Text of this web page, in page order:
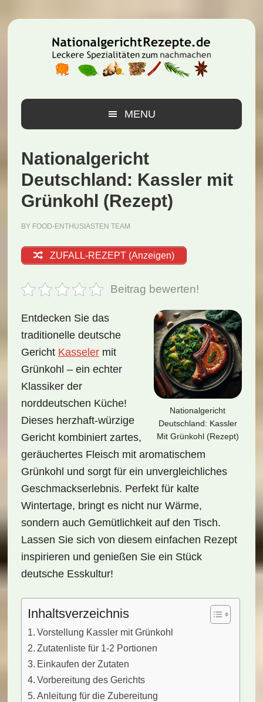
Hauptnavigation
Inhalt
Seitenspalte
MENU
Nationalgericht
Deutschland: Kassler mit
Grünkohl (Rezept)
BY FOOD-ENTHUSIASTEN TEAM
ZUFALL-REZEPT (Anzeigen)
Beitrag bewerten!
Nationalgericht
Deutschland: Kassler
Mit Grünkohl (Rezept)
Entdecken Sie das
traditionelle deutsche
Gericht Kasselermit
Grünkohl – ein echter
Klassiker der
norddeutschen Küche!
Dieses herzhaft-würzige
Gericht kombiniert zartes,
geräuchertes Fleisch mit aromatischem
Grünkohl und sorgt für ein unvergleichliches
Geschmackserlebnis. Perfekt für kalte
Wintertage, bringt es nicht nur Wärme,
sondern auch Gemütlichkeit auf den Tisch.
Lassen Sie sich von diesem einfachen Rezept
inspirieren und genießen Sie ein Stück
deutsche Esskultur!
Inhaltsverzeichnis
Vorstellung Kassler mit Grünkohl
Zutatenliste für 1-2 Portionen
Einkaufen der Zutaten
Vorbereitung des Gerichts
Anleitung für die Zubereitung